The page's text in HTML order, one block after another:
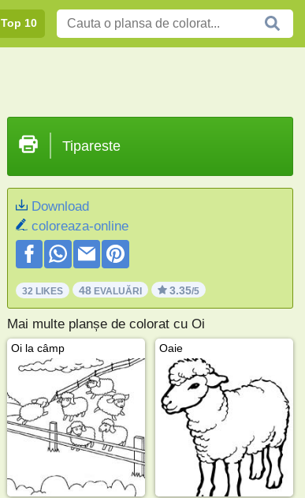
Top 10
Tipareste
Download
coloreaza-online
32 LIKES 48EVALUĂRI 3.35/5
Mai multe planșe de colorat cu Oi
Oi la câmp Oaie